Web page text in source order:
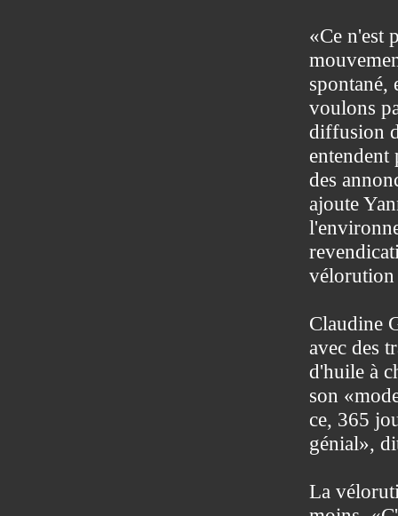
«Ce n'est
spontané,
voulons
diffusion
des
ajoute
vélorution
Claudine
avec des
d'huile à
son
ce, 365
génial»,
La